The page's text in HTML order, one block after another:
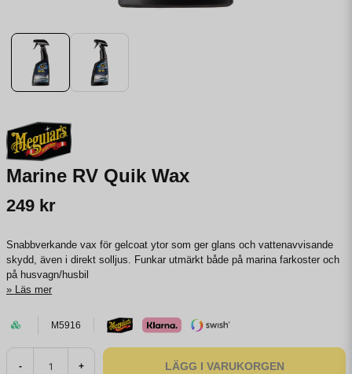
Marine RV Quik Wax
249 kr
Snabbverkande vax för gelcoat ytor som ger glans och vattenavvisande
skydd, även i direkt solljus. Funkar utmärkt både på marina farkoster och
på husvagn/husbil
Läs mer
M5916
- + LÄGG I VARUKORGEN